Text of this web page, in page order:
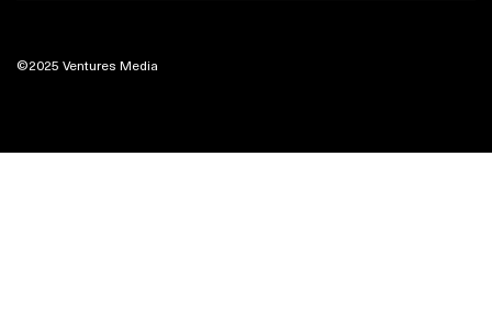
©2025 Ventures Media